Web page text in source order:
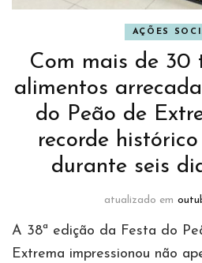
AÇÕES
Com mais de 30
alimentos
do Peão de
recorde
durante seis
atualizado em
A 38ª edição da Festa do
Extrema impressionou não